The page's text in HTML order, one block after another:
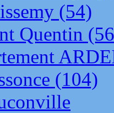
(54)
Quentin
(104)